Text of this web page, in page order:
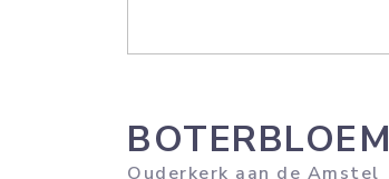
BOTERBLOEM
Ouderkerk aan de Amstel